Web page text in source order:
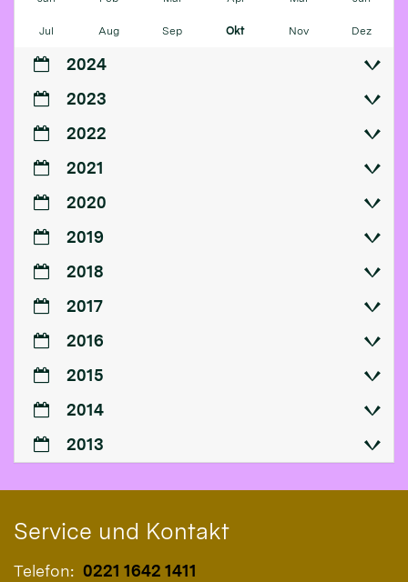
Jul Aug Sep Okt Nov Dez
2024
2023
2022
2021
2020
2019
2018
2017
2016
2015
2014
2013
Service und Kontakt
Telefon: 0221 1642 1411